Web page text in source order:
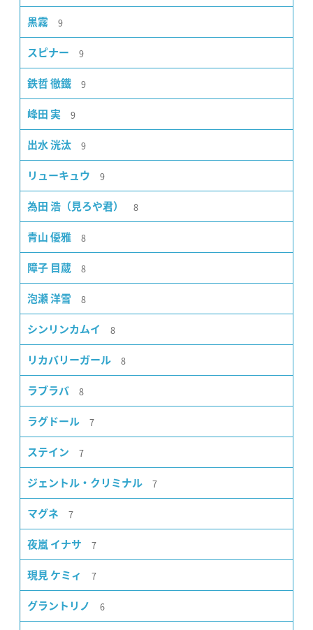
黒霧 9
スピナー 9
鉄哲 徹鐵 9
峰田 実 9
出水 洸汰 9
リューキュウ 9
為田 浩（見ろや君） 8
青山 優雅 8
障子 目蔵 8
泡瀬 洋雪 8
シンリンカムイ 8
リカバリーガール 8
ラブラバ 8
ラグドール 7
ステイン 7
ジェントル・クリミナル 7
マグネ 7
夜嵐 イナサ 7
現見 ケミィ 7
グラントリノ 6